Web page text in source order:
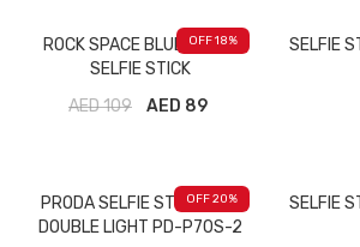
SELFIE
18% OFF
ROCK SPACE BLUETOOTH
SELFIE STICK
89 AED
109
AED
SELFIE
20% OFF
PRODA SELFIE STICK WITH
DOUBLE LIGHT PD-P70S-2